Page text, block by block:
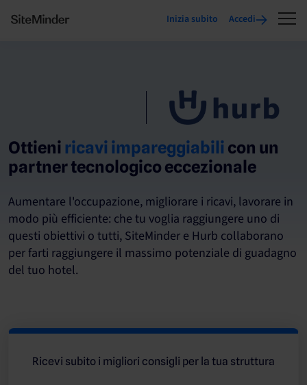
Inizia subito Accedi
Ottieni ricavi impareggiabili con un
partner tecnologico eccezionale
Aumentare l'occupazione, migliorare i ricavi, lavorare in
modo più efficiente: che tu voglia raggiungere uno di
questi obiettivi o tutti, SiteMinder e Hurb collaborano
per farti raggiungere il massimo potenziale di guadagno
del tuo hotel.
Ricevi subito i migliori consigli per la tua struttura